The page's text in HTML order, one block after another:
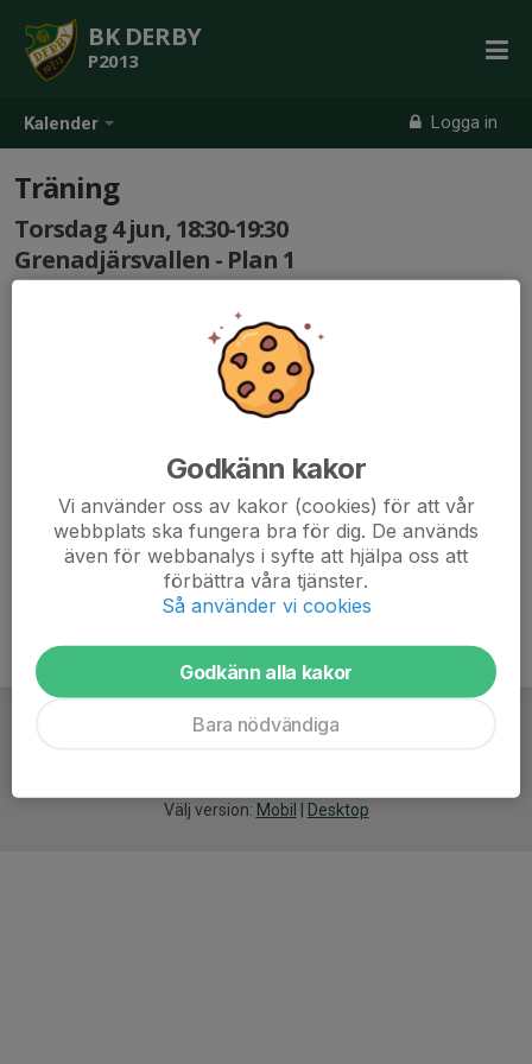
Kalender Logga in
BK DERBY
P2013
Träning
Torsdag 4 jun, 18:30-19:30
Grenadjärsvallen - Plan 1
Välj version: Mobil Desktop
Godkänn kakor
Vi använder oss av kakor (cookies) för att vår
webbplats ska fungera bra för dig. De används
även för webbanalys i syfte att hjälpa oss att
förbättra våra tjänster.
Så använder vi cookies
Godkänn alla kakor
Bara nödvändiga